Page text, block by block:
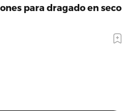
para dragado en seco